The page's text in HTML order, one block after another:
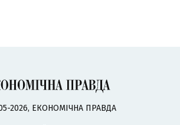
2026, ЕКОНОМІЧНА ПРАВДА